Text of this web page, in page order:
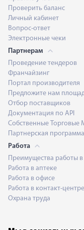
Проверить баланс
Личный кабинет
Вопрос-ответ
Электронные чеки
Партнерам
Проведение тендеров
Франчайзинг
Портал производителя
Предложите нам
Отбор поставщиков
Документация по API
Собственные Торговые
Партнерская
Работа
Преимущества работы в
Работа в аптеке
Работа в офисе
Работа в контакт-центре
Охрана труда